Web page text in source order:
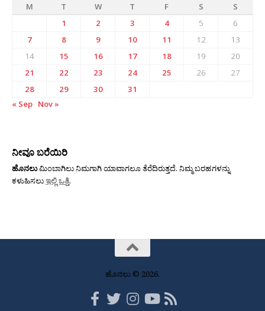
M
T W T F S
S
1
2 3 4 5
6
7
8 9 10 11 12
13
14
15 16 17 18 19
20
21
22 23 24 25 26
27
28
29 30
31
« Sep Nov »
ನೀವೂ ಬರೆಯಿರಿ
ಹೊನಲುಮಿಂಬಾಗಿಲು ನಿಮಗಾಗಿ ಯಾವಾಗಲೂ ತೆರೆದಿರುತ್ತದೆ. ನಿಮ್ಮ ಬರಹಗಳನ್ನು
ಕಳುಹಿಸಲುಇಲ್ಲಿ ಒತ್ತಿ.
ಹೊನಲು © 2026.